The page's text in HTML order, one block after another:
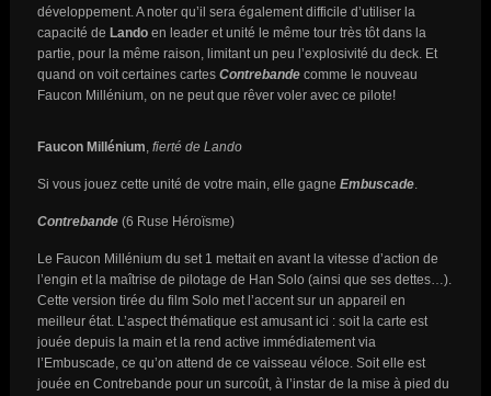
développement. A noter qu’il sera également difficile d’utiliser la
capacité de Lando en leader et unité le même tour très tôt dans la
partie, pour la même raison, limitant un peu l’explosivité du deck. Et
quand on voit certaines cartes Contrebandecomme le nouveau
Faucon Millénium, on ne peut que rêver voler avec ce pilote!
Faucon Millénium, fierté de Lando
Si vous jouez cette unité de votre main, elle gagne Embuscade.
Contrebande(6 Ruse Héroïsme)
Le Faucon Millénium du set 1 mettait en avant la vitesse d’action de
l’engin et la maîtrise de pilotage de Han Solo (ainsi que ses dettes…).
Cette version tirée du film Solo met l’accent sur un appareil en
meilleur état. L’aspect thématique est amusant ici : soit la carte est
jouée depuis la main et la rend active immédiatement via
l’Embuscade, ce qu’on attend de ce vaisseau véloce. Soit elle est
jouée en Contrebande pour un surcoût, à l’instar de la mise à pied du